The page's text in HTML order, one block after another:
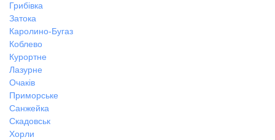
Грибівка
Затока
Каролино-Бугаз
Коблево
Курортне
Лазурне
Очаків
Приморське
Санжейка
Скадовськ
Хорли